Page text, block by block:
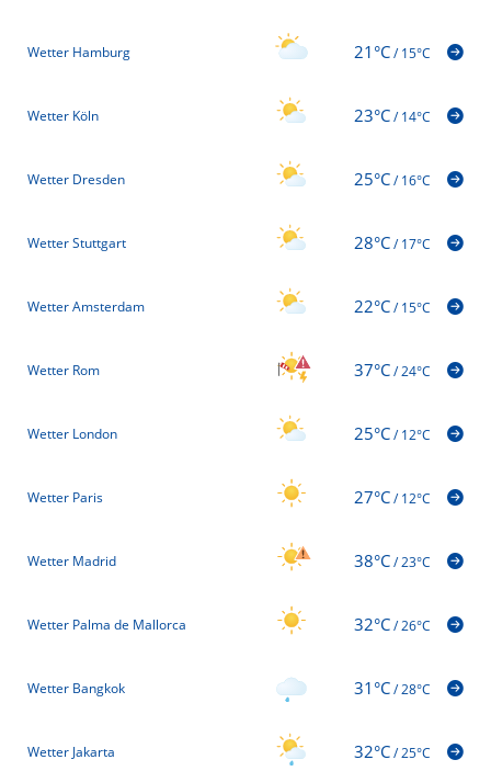
Wetter Hamburg 21°C/15°C
Wetter Köln 23°C/14°C
Wetter Dresden 25°C/16°C
Wetter Stuttgart 28°C/17°C
Wetter Amsterdam 22°C/15°C
Wetter Rom 37°C/24°C
Wetter London 25°C/12°C
Wetter Paris 27°C/12°C
Wetter Madrid 38°C/23°C
Wetter Palma de Mallorca 32°C/26°C
Wetter Bangkok 31°C/28°C
Wetter Jakarta 32°C/25°C